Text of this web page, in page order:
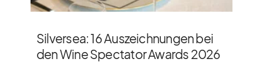
Silversea: 16 Auszeichnungen bei
den Wine Spectator Awards 2026